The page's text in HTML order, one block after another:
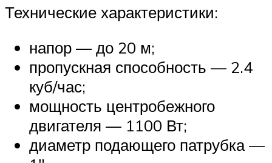
Технические характеристики:
напор — до 20 м;
пропускная способность — 2.4
куб/час;
мощность центробежного
двигателя — 1100 Вт;
диаметр подающего патрубка —